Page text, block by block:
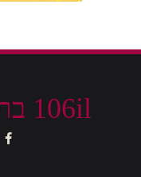
106il ברשתות חברתיות